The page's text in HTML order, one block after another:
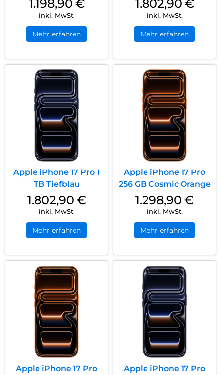
1.198,90 €
inkl. MwSt.
Mehr erfahren
1.802,90 €
inkl. MwSt.
Mehr erfahren
Apple iPhone 17 Pro 1
TB Tiefblau
1.802,90 €
inkl. MwSt.
Mehr erfahren
Apple iPhone 17 Pro
256 GB Cosmic Orange
1.298,90 €
inkl. MwSt.
Mehr erfahren
Apple iPhone 17 Pro
Apple iPhone 17 Pro